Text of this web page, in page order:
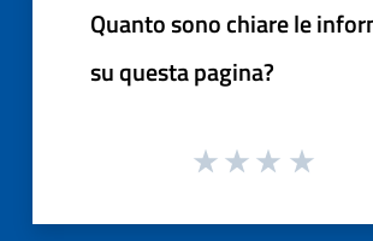
Quanto sono chiare le
su questa pagina?